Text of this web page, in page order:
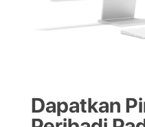
Dapatkan